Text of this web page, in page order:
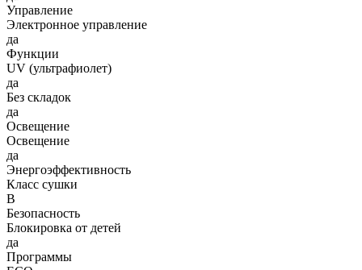
Управление
Электронное управление
да
Функции
UV (ультрафиолет)
да
Без складок
да
Освещение
Освещение
да
Энергоэффективность
Класс сушки
B
Безопасность
Блокировка от детей
да
Программы